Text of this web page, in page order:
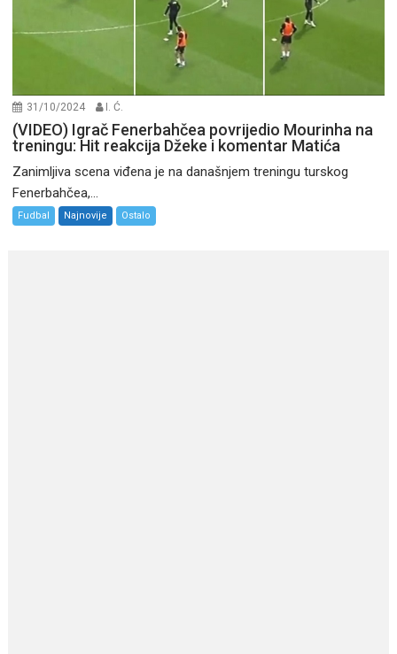
31/10/2024 I. Ć.
(VIDEO) Igrač Fenerbahčea povrijedio Mourinha na
treningu: Hit reakcija Džeke i komentar Matića
Zanimljiva scena viđena je na današnjem treningu turskog
Fenerbahčea,...
Fudbal Najnovije Ostalo